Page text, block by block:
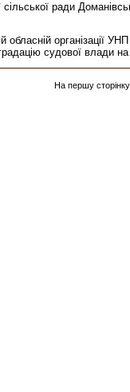
ради
обласній організації
судової влади
На першу сторінку